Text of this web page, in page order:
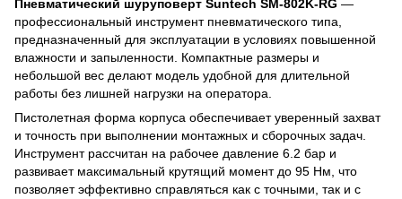
Пневматический шуруповерт Suntech SM-802K-RG —
профессиональный инструмент пневматического типа,
предназначенный для эксплуатации в условиях повышенной
влажности и запыленности. Компактные размеры и
небольшой вес делают модель удобной для длительной
работы без лишней нагрузки на оператора.
Пистолетная форма корпуса обеспечивает уверенный захват
и точность при выполнении монтажных и сборочных задач.
Инструмент рассчитан на рабочее давление 6.2 бар и
развивает максимальный крутящий момент до 95 Нм, что
позволяет эффективно справляться как с точными, так и с